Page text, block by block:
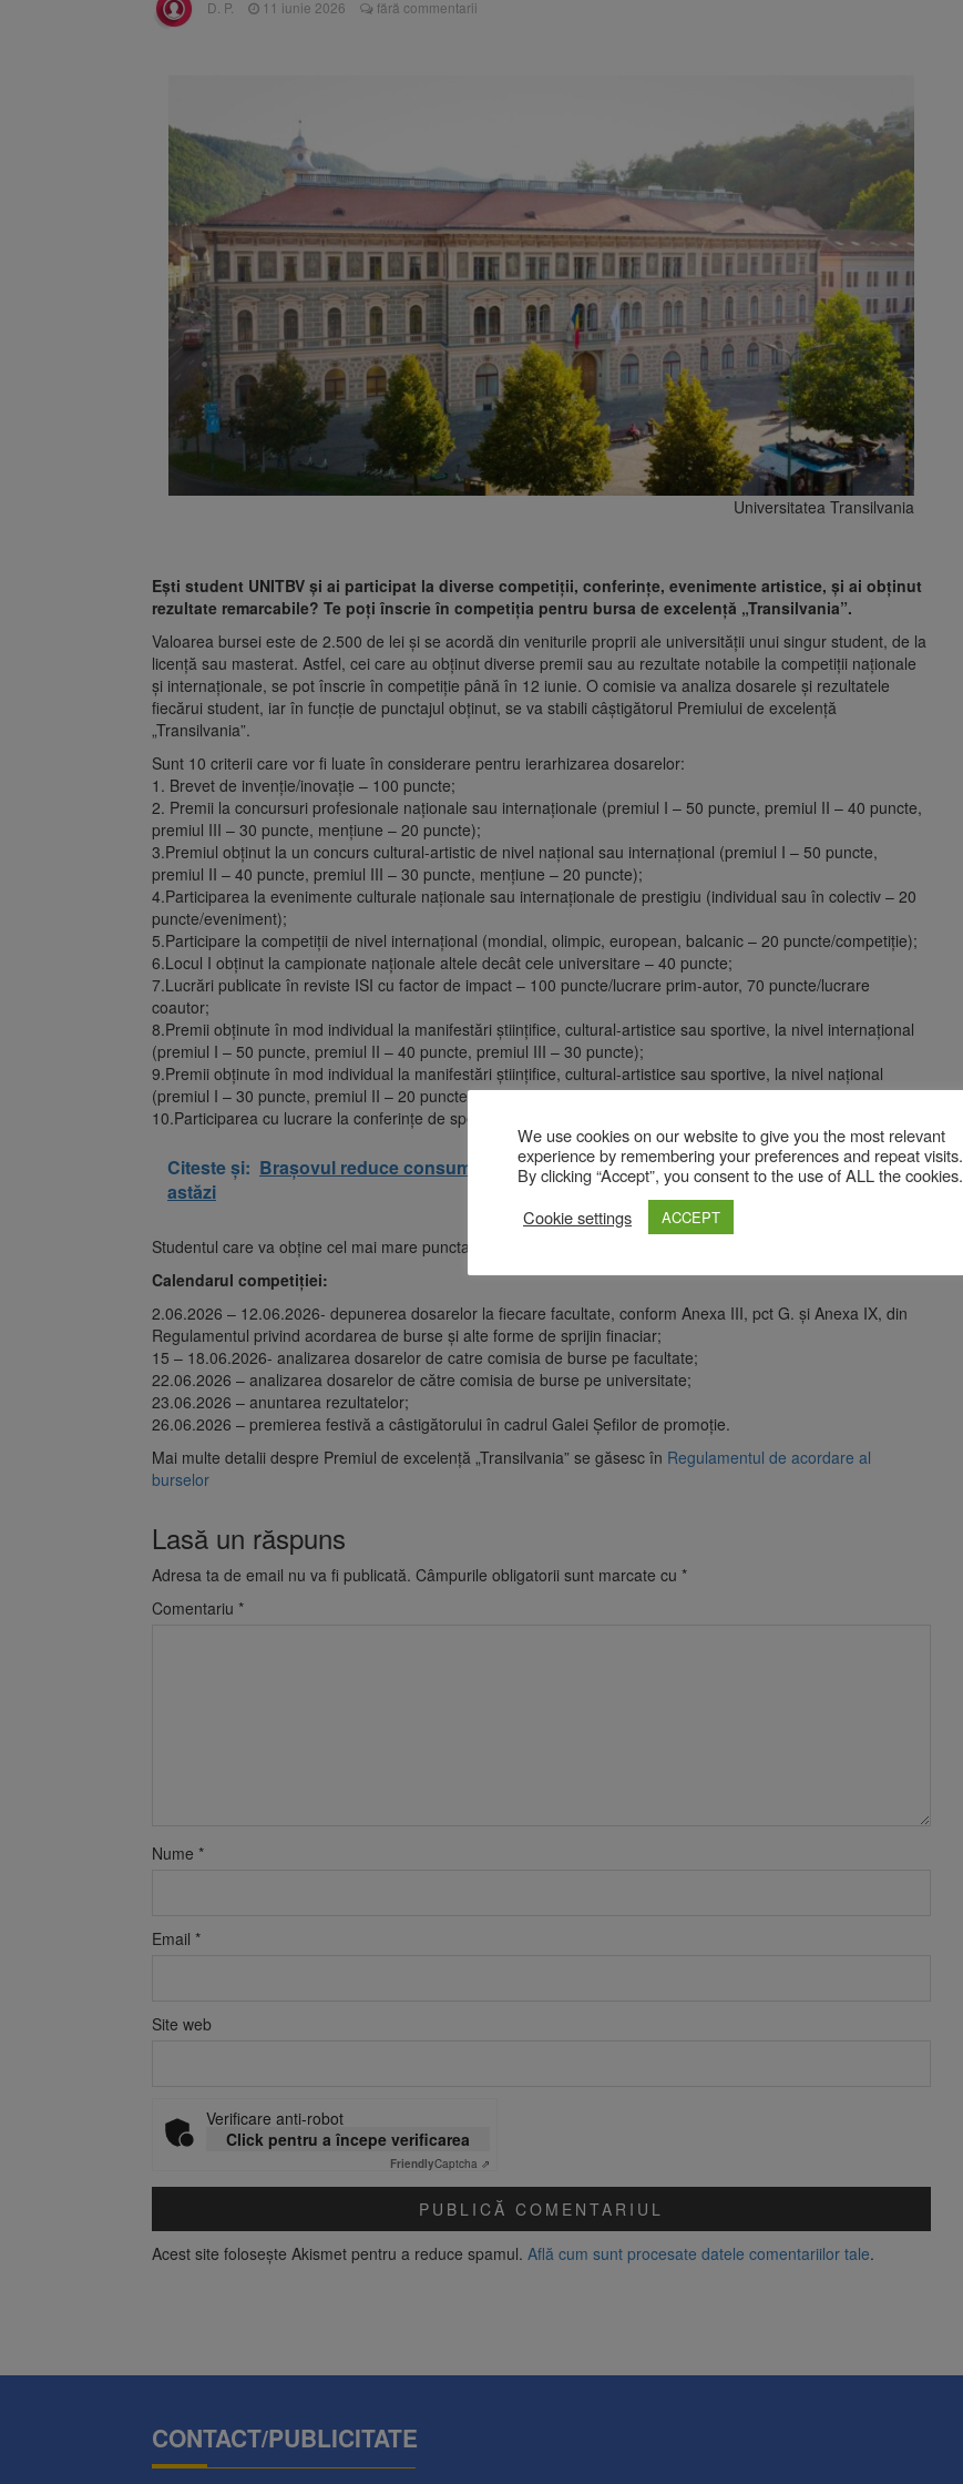
D. P. 11 iunie 2026 fără commentarii
Universitatea Transilvania
Ești student UNITBV și ai participat la diverse competiții, conferințe, evenimente artistice, și ai obținut
rezultate remarcabile? Te poți înscrie în competiția pentru bursa de excelență „Transilvania”.
Valoarea bursei este de 2.500 de lei și se acordă din veniturile proprii ale universității unui singur student, de la
licență sau masterat. Astfel, cei care au obținut diverse premii sau au rezultate notabile la competiții naționale
și internaționale, se pot înscrie în competiție până în 12 iunie. O comisie va analiza dosarele și rezultatele
fiecărui student, iar în funcție de punctajul obținut, se va stabili câștigătorul Premiului de excelență
„Transilvania”.
Sunt 10 criterii care vor fi luate în considerare pentru ierarhizarea dosarelor:
1. Brevet de invenție/inovație – 100 puncte;
2. Premii la concursuri profesionale naționale sau internaționale (premiul I – 50 puncte, premiul II – 40 puncte,
premiul III – 30 puncte, mențiune – 20 puncte);
3.Premiul obținut la un concurs cultural-artistic de nivel național sau internațional (premiul I – 50 puncte,
premiul II – 40 puncte, premiul III – 30 puncte, mențiune – 20 puncte);
4.Participarea la evenimente culturale naționale sau internaționale de prestigiu (individual sau în colectiv – 20
puncte/eveniment);
5.Participare la competiții de nivel internațional (mondial, olimpic, european, balcanic – 20 puncte/competiție);
6.Locul I obținut la campionate naționale altele decât cele universitare – 40 puncte;
7.Lucrări publicate în reviste ISI cu factor de impact – 100 puncte/lucrare prim-autor, 70 puncte/lucrare
coautor;
8.Premii obținute în mod individual la manifestări ştiințifice, cultural-artistice sau sportive, la nivel internațional
(premiul I – 50 puncte, premiul II – 40 puncte, premiul III – 30 puncte);
9.Premii obținute în mod individual la manifestări ştiințifice, cultural-artistice sau sportive, la nivel național
(premiul I – 30 puncte, premiul II – 20 puncte, premiul III – 10 puncte);
10.Participarea cu lucrare la conferințe de specialitate – 20 puncte.
Citeste și: Brașovul reduce consumul de energie. Iluminatul public, ajustat începând de
astăzi
Studentul care va obține cel mai mare punctaj va fi declarat câștigătorul Premiului de excelență „Transilvania”.
Calendarul competiției:
2.06.2026 – 12.06.2026- depunerea dosarelor la fiecare facultate, conform Anexa III, pct G. și Anexa IX, din
Regulamentul privind acordarea de burse și alte forme de sprijin finaciar;
15 – 18.06.2026- analizarea dosarelor de catre comisia de burse pe facultate;
22.06.2026 – analizarea dosarelor de către comisia de burse pe universitate;
23.06.2026 – anuntarea rezultatelor;
26.06.2026 – premierea festivă a câstigătorului în cadrul Galei Șefilor de promoție.
Mai multe detalii despre Premiul de excelență „Transilvania” se găsesc în Regulamentul de acordare al
burselor
Lasă un răspuns
Adresa ta de email nu va fi publicată. Câmpurile obligatorii sunt marcate cu *
Comentariu *
Nume *
Email *
Site web
Verificare anti-robot
Click pentru a începe verificarea
FriendlyCaptcha ⇗
Acest site folosește Akismet pentru a reduce spamul. Află cum sunt procesate datele comentariilor tale.
CONTACT/PUBLICITATE
We use cookies on our website to give you the most relevant
experience by remembering your preferences and repeat visits.
By clicking “Accept”, you consent to the use of ALL the cookies.
Cookie settings
ACCEPT